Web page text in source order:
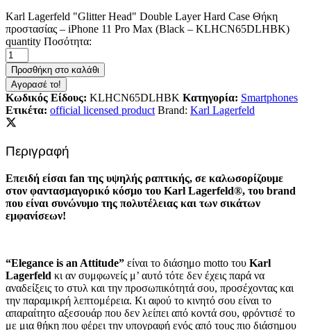
Karl Lagerfeld "Glitter Head" Double Layer Hard Case Θήκη
προστασίας – iPhone 11 Pro Max (Black – KLHCN65DLHBK)
quantity Ποσότητα:
Προσθήκη στο καλάθι
Αγορασέ το!
Κωδικός Είδους: KLHCN65DLHBK Κατηγορία: Smartphones
Ετικέτα: official licensed product Brand: Karl Lagerfeld
Περιγραφή
Επειδή είσαι fan της υψηλής ραπτικής, σε καλωσορίζουμε
στον φαντασμαγορικό κόσμο του Karl Lagerfeld®, του brand
που είναι συνώνυμο της πολυτέλειας και των σικάτων
εμφανίσεων!
“Elegance is an Attitude” είναι το διάσημο motto του Karl
Lagerfeld κι αν συμφωνείς μ’ αυτό τότε δεν έχεις παρά να
αναδείξεις το στυλ και την προσωπικότητά σου, προσέχοντας και
την παραμικρή λεπτομέρεια. Κι αφού το κινητό σου είναι το
απαραίτητο αξεσουάρ που δεν λείπει από κοντά σου, φρόντισέ το
με μια θήκη που φέρει την υπογραφή ενός από τους πιο διάσημου